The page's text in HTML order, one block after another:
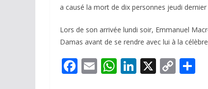
a causé la mort de dix personnes jeudi
Lors de son arrivée lundi soir, Emmanuel
Damas avant de se rendre avec lui à la
F E W Li X C